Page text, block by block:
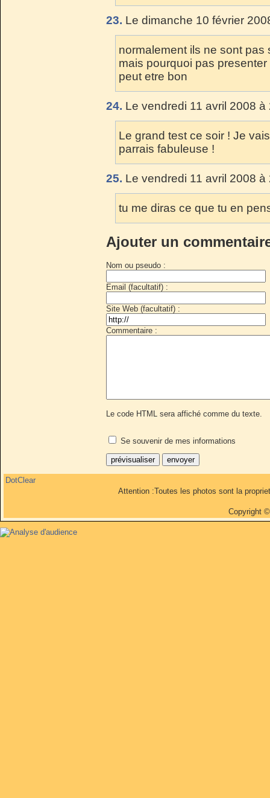
23. Le dimanche 10 février
normalement ils ne sont
mais pourquoi pas
peut etre bon
24. Le vendredi 11 avril 2008
Le grand test ce soir ! Je
parrais fabuleuse !
25. Le vendredi 11 avril 2008
tu me diras ce que tu en
Ajouter un
Nom ou pseudo :
Email (facultatif) :
Site Web (facultatif) :
Commentaire :
Le code HTML sera affiché comme du texte.
Se souvenir de mes informations
DotClear
Attention :Toutes les photos sont la
Copyright